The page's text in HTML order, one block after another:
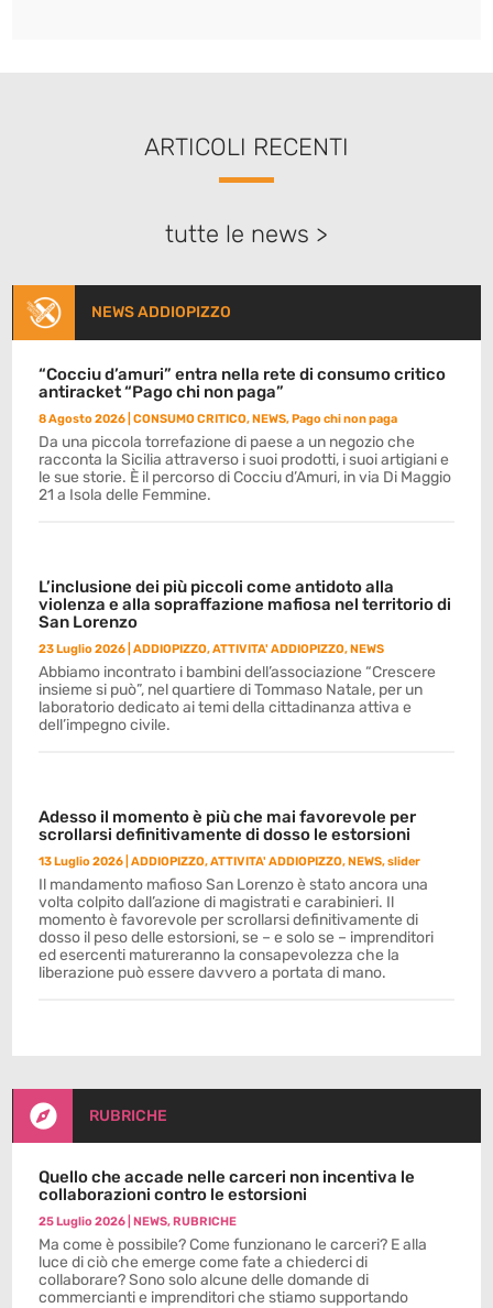
ARTICOLI RECENTI
tutte le news >
NEWS ADDIOPIZZO
“Cocciu d’amuri” entra nella rete di consumo critico
antiracket “Pago chi non paga”
8 Agosto 2026 |CONSUMO CRITICO,NEWS,Pago chi non paga
Da una piccola torrefazione di paese a un negozio che
racconta la Sicilia attraverso i suoi prodotti, i suoi artigiani e
le sue storie. È il percorso di Cocciu d’Amuri, in via Di Maggio
21 a Isola delle Femmine.
L’inclusione dei più piccoli come antidoto alla
violenza e alla sopraffazione mafiosa nel territorio di
San Lorenzo
23 Luglio 2026 |ADDIOPIZZO,ATTIVITA' ADDIOPIZZO,NEWS
Abbiamo incontrato i bambini dell’associazione “Crescere
insieme si può”, nel quartiere di Tommaso Natale, per un
laboratorio dedicato ai temi della cittadinanza attiva e
dell’impegno civile.
Adesso il momento è più che mai favorevole per
scrollarsi definitivamente di dosso le estorsioni
13 Luglio 2026 |ADDIOPIZZO,ATTIVITA' ADDIOPIZZO,NEWS,slider
Il mandamento mafioso San Lorenzo è stato ancora una
volta colpito dall’azione di magistrati e carabinieri. Il
momento è favorevole per scrollarsi definitivamente di
dosso il peso delle estorsioni, se – e solo se – imprenditori
ed esercenti matureranno la consapevolezza che la
liberazione può essere davvero a portata di mano.
 RUBRICHE
Quello che accade nelle carceri non incentiva le
collaborazioni contro le estorsioni
25 Luglio 2026 |NEWS,RUBRICHE
Ma come è possibile? Come funzionano le carceri? E alla
luce di ciò che emerge come fate a chiederci di
collaborare? Sono solo alcune delle domande di
commercianti e imprenditori che stiamo supportando